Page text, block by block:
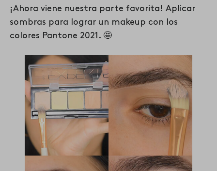
¡Ahora viene nuestra parte favorita! Aplicar
sombras para lograr un makeup con los
colores Pantone 2021. 🤩